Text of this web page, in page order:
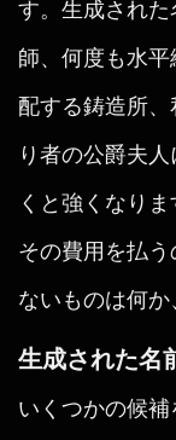
す。生成され
師、何度も水
配する鋳造所
り者の公爵夫
くと強くなり
その費用を払
ないものは何か
生成された名
いくつかの候